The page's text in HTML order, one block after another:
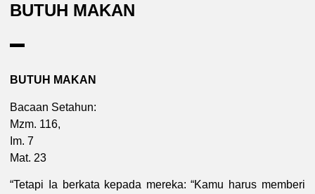
BUTUH MAKAN
BUTUH MAKAN
Bacaan Setahun:
Mzm. 116,
Im. 7
Mat. 23
“Tetapi Ia berkata kepada mereka: “Kamu harus memberi